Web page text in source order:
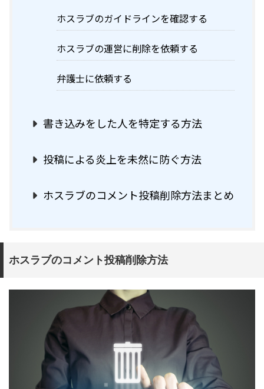
ホスラブのガイドラインを確認する
ホスラブの運営に削除を依頼する
弁護士に依頼する
書き込みをした人を特定する方法
投稿による炎上を未然に防ぐ方法
ホスラブのコメント投稿削除方法まとめ
ホスラブのコメント投稿削除方法